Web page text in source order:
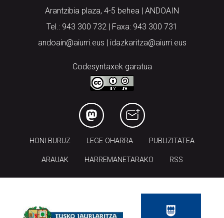
Arantzibia plaza, 4-5 behea | ANDOAIN
Tel.: 943 300 732 | Faxa: 943 300 731
andoain@aiurri.eus | idazkaritza@aiurri.eus
Codesyntaxek garatua
HONI BURUZ LEGE OHARRA PUBLIZITATEA
ARAUAK HARREMANETARAKO RSS